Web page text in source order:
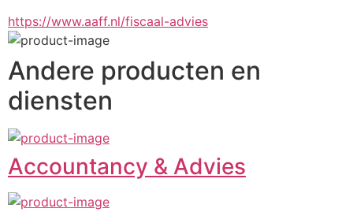
https://www.aaff.nl/fiscaal-advies
Andere producten en
diensten
Accountancy & Advies